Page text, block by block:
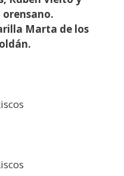
Marta de los